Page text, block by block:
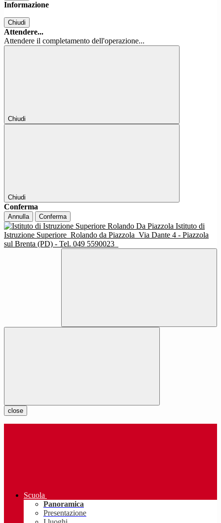
Informazione
Chiudi
Attendere...
Attendere il completamento dell'operazione...
Chiudi
Chiudi
Conferma
Annulla Conferma
Istituto di
Istruzione Superiore Rolando da Piazzola Via Dante 4 - Piazzola
sul Brenta (PD) - Tel. 049 5590023
close
Scuola
Panoramica
Presentazione